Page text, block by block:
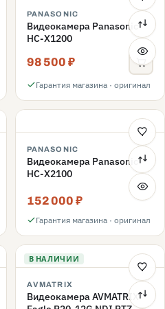
PANASONIC
Видеокамера Panasonic
HC-X1200
98 500 ₽
Гарантия магазина · оригинал
PANASONIC
Видеокамера Panasonic
HC-X2100
152 000 ₽
Гарантия магазина · оригинал
В НАЛИЧИИ
AVMATRIX
Видеокамера AVMATRIX